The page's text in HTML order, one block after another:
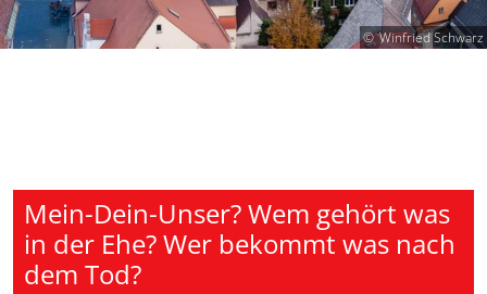
Winfried Schwarz
Mein-Dein-Unser? Wem gehört was
in der Ehe? Wer bekommt was nach
dem Tod?